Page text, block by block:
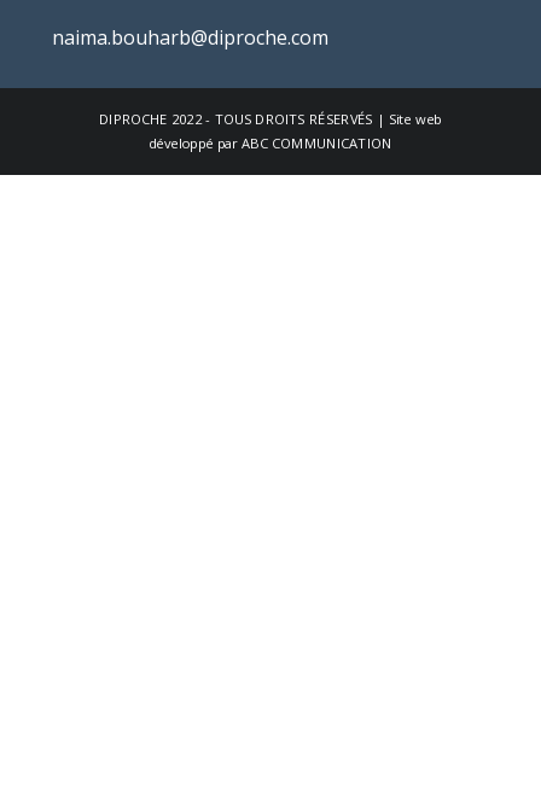
naima.bouharb@diproche.com
DIPROCHE 2022 - TOUS DROITS RÉSERVÉS | Site web
développé par ABC COMMUNICATION